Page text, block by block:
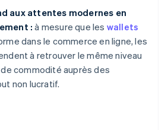
aux attentes modernes en
: à mesure que les wallets
dans le commerce en ligne, les
à retrouver le même niveau
commodité auprès des
non lucratif.